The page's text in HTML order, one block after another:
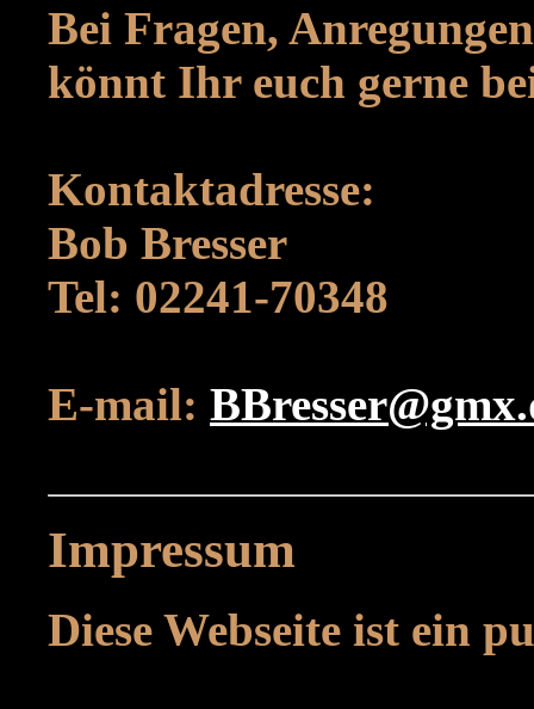
Bei Fragen,
könnt Ihr euch gerne
Kontaktadresse:
Bob Bresser
Tel: 02241-70348
E-mail:
Impressum
Diese Webseite ist ein